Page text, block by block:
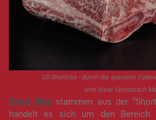
US Shortribs - durch die spezielle
sind diese fantastisch
Short Ribs stammen aus der
handelt es sich um den Bereich